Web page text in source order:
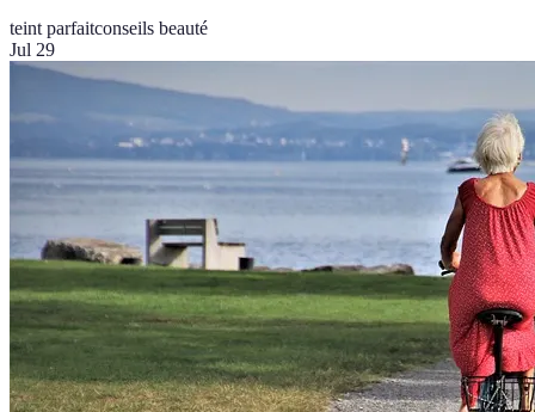
teint parfaitconseils beauté
Jul 29